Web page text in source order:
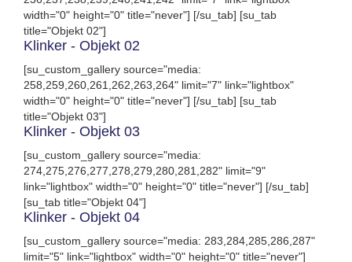
width="0" height="0" title="never"] [/su_tab] [su_tab
title="Objekt 02"]
Klinker - Objekt 02
[su_custom_gallery source="media:
258,259,260,261,262,263,264" limit="7" link="lightbox"
width="0" height="0" title="never"] [/su_tab] [su_tab
title="Objekt 03"]
Klinker - Objekt 03
[su_custom_gallery source="media:
274,275,276,277,278,279,280,281,282" limit="9"
link="lightbox" width="0" height="0" title="never"] [/su_tab]
[su_tab title="Objekt 04"]
Klinker - Objekt 04
[su_custom_gallery source="media: 283,284,285,286,287"
limit="5" link="lightbox" width="0" height="0" title="never"]